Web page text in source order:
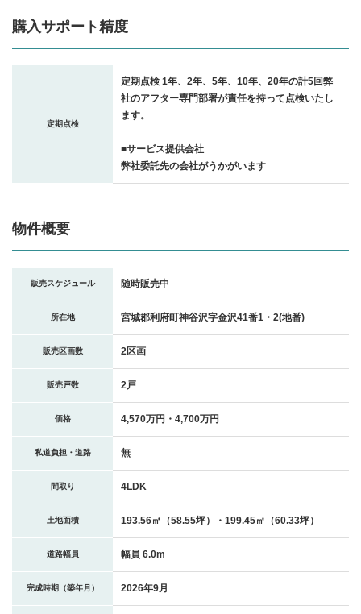
購入サポート精度
定期点検
定期点検 1年、2年、5年、10年、20年の計5回弊
社のアフター専門部署が責任を持って点検いたし
ます。
■サービス提供会社
弊社委託先の会社がうかがいます
物件概要
販売スケジュール 随時販売中
所在地 宮城郡利府町神谷沢字金沢41番1・2(地番)
販売区画数 2区画
販売戸数 2戸
価格 4,570万円・4,700万円
私道負担・道路 無
間取り 4LDK
土地面積 193.56㎡（58.55坪）・199.45㎡（60.33坪）
道路幅員 幅員 6.0m
完成時期（築年月） 2026年9月